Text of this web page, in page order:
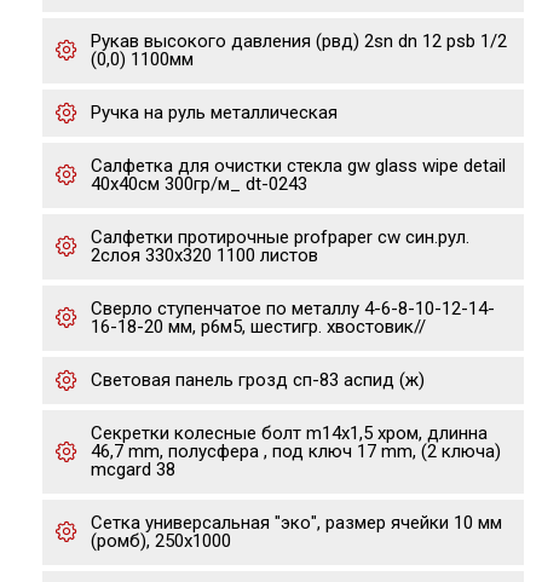
Рукав высокого давления (рвд) 2sn dn 12 psb 1/2
(0,0) 1100мм
Ручка на руль металлическая
Салфетка для очистки стекла gw glass wipe detail
40х40см 300гр/м_ dt-0243
Салфетки протирочные profpaper cw син.рул.
2слоя 330х320 1100 листов
Сверло ступенчатое по металлу 4-6-8-10-12-14-
16-18-20 мм, р6м5, шестигр. хвостовик//
Световая панель грозд сп-83 аспид (ж)
Секретки колесные болт m14x1,5 хром, длинна
46,7 mm, полусфера , под ключ 17 mm, (2 ключа)
mcgard 38
Сетка универсальная "эко", размер ячейки 10 мм
(ромб), 250х1000